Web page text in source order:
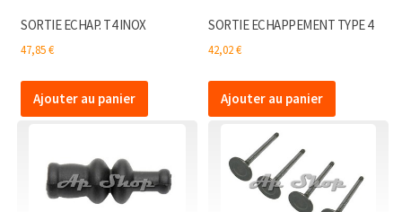
SORTIE ECHAP. T4 INOX
47,85€
Ajouter au panier
SORTIE ECHAPPEMENT TYPE 4
42,02€
Ajouter au panier